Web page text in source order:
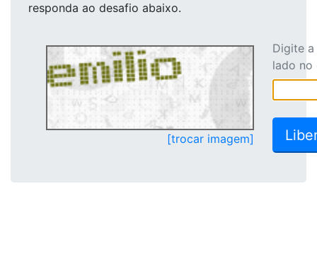
responda ao desafio abaixo.
[trocar imagem]
Digite
lado no